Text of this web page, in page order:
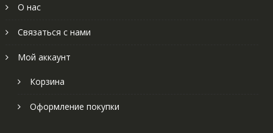
О нас
Связаться с нами
Мой аккаунт
Корзина
Оформление покупки